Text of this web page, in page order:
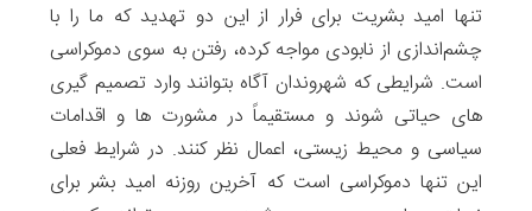
تنها امید بشریت برای فرار از این دو تهدید که ما را با
چشم‌اندازی از نابودی مواجه کرده، رفتن به سوی دموکراسی
است. شرایطی که شهروندان آگاه بتوانند وارد تصمیم گیری
های حیاتی شوند و مستقیماً در مشورت ها و اقدامات
سیاسی و محیط زیستی، اعمال نظر کنند. در شرایط فعلی
این تنها دموکراسی است که آخرین روزنه امید بشر برای